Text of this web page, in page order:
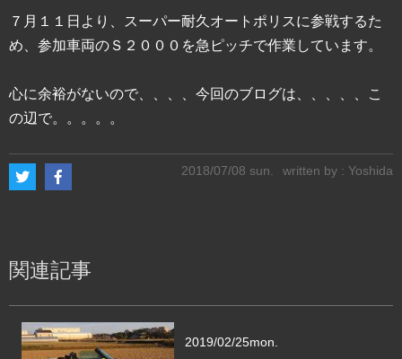
７月１１日より、スーパー耐久オートポリスに参戦するた
め、参加車両のＳ２０００を急ピッチで作業しています。
心に余裕がないので、、、、今回のブログは、、、、、こ
の辺で。。。。。
2018/07/08 sun. written by : Yoshida
関連記事
2019/02/25mon.